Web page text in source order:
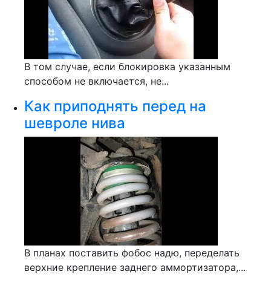
В том случае, если блокировка указанным
способом не включается, не...
Как приподнять перед на
шевроле нива
В планах поставить фобос надю, переделать
верхние крепление заднего аммортизатора,...